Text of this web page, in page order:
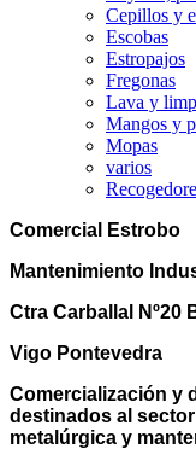
Cepillos y
Escobas
Estropajos
Fregonas
Lava y
Mangos y
Mopas
varios
Comercial Estrobo
Mantenimiento
Ctra Carballal Nº20
Vigo Pontevedra
Comercialización y
destinados al
metalúrgica y